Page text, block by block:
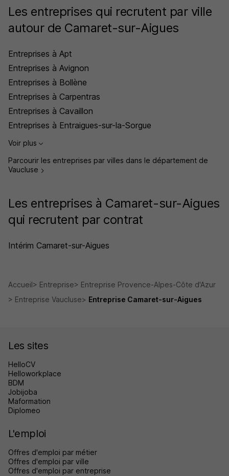
Les entreprises qui recrutent par ville
autour de Camaret-sur-Aigues
Entreprises à Apt
Entreprises à Avignon
Entreprises à Bollène
Entreprises à Carpentras
Entreprises à Cavaillon
Entreprises à Entraigues-sur-la-Sorgue
Voir plus
Parcourir les entreprises par villes dans le département de
Vaucluse
Les entreprises à Camaret-sur-Aigues
qui recrutent par contrat
Intérim Camaret-sur-Aigues
Accueil Entreprise
Entreprise Provence-Alpes-Côte d'Azur
Entreprise Vaucluse
Entreprise Camaret-sur-Aigues
Les sites
HelloCV
Helloworkplace
BDM
Jobijoba
Maformation
Diplomeo
L'emploi
Offres d'emploi par métier
Offres d'emploi par ville
Offres d'emploi par entreprise